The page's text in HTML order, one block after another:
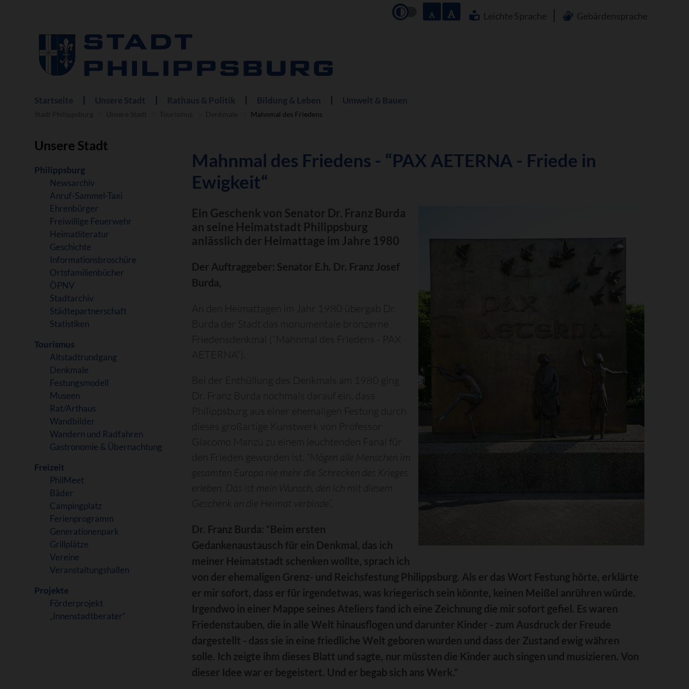
Leichte Sprache Gebärdensprache
Navigation
überspringen
Startseite Unsere Stadt Rathaus & Politik Bildung & Leben Umwelt & Bauen
Mahnmal des Friedens
Unsere Stadt
Navigation
überspringen
Philippsburg
Newsarchiv
Anruf-Sammel-Taxi
Ehrenbürger
Freiwillige Feuerwehr
Heimatliteratur
Geschichte
Informationsbroschüre
Ortsfamilienbücher
ÖPNV
Stadtarchiv
Städtepartnerschaft
Statistiken
Tourismus
Altstadtrundgang
Denkmale
Festungsmodell
Museen
Rat/Arthaus
Wandbilder
Wandern und Radfahren
Gastronomie & Übernachtung
Freizeit
PhilMeet
Bäder
Campingplatz
Ferienprogramm
Generationenpark
Grillplätze
Vereine
Veranstaltungshallen
Projekte
Förderprojekt
„Innenstadtberater“
Mahnmal des Friedens - “PAX AETERNA - Friede in
Ewigkeit“
Ein Geschenk von Senator Dr. Franz Burda
an seine Heimatstadt Philippsburg
anlässlich der Heimattage im Jahre 1980
Der Auftraggeber: Senator E.h. Dr. Franz Josef
Burda,
An den Heimattagen im Jahr 1980 übergab Dr.
Burda der Stadt das monumentale bronzerne
Friedensdenkmal (“Mahnmal des Friedens - PAX
AETERNA“).
Bei der Enthüllung des Denkmals am 1980 ging
Dr. Franz Burda nochmals darauf ein, dass
Philippsburg aus einer ehemaligen Festung durch
dieses großartige Kunstwerk von Professor
Giacomo Manzù zu einem leuchtenden Fanal für
den Frieden geworden ist.
“Mögen alle Menschen im
gesamten Europa nie mehr die Schrecken des Krieges
erleben. Das ist mein Wunsch, den ich mit diesem
Geschenk an die Heimat verbinde“.
Dr. Franz Burda: “Beim ersten
Gedankenaustausch für ein Denkmal, das ich
meiner Heimatstadt schenken wollte, sprach ich
von der ehemaligen Grenz- und Reichsfestung Philippsburg. Als er das Wort Festung hörte, erklärte
er mir sofort, dass er für irgendetwas, was kriegerisch sein könnte, keinen Meißel anrühren würde.
Irgendwo in einer Mappe seines Ateliers fand ich eine Zeichnung die mir sofort gefiel. Es waren
Friedenstauben, die in alle Welt hinausflogen und darunter Kinder - zum Ausdruck der Freude
dargestellt - dass sie in eine friedliche Welt geboren wurden und dass der Zustand ewig währen
solle. Ich zeigte ihm dieses Blatt und sagte, nur müssten die Kinder auch singen und musizieren. Von
dieser Idee war er begeistert. Und er begab sich ans Werk.“